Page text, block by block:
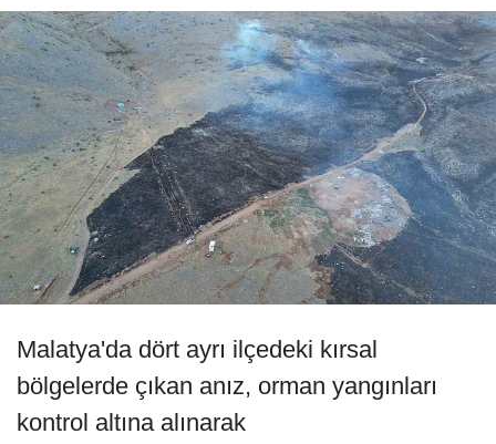
Malatya'da dört ayrı ilçedeki kırsal
bölgelerde çıkan anız, orman yangınları
kontrol altına alınarak